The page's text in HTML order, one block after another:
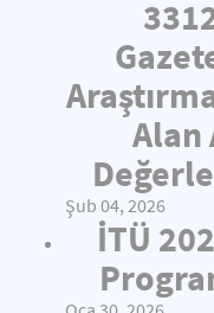
Alan
Şub 04, 2026
İTÜ